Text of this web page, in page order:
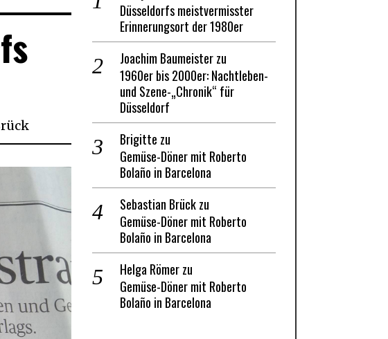
Düsseldorfs meistvermisster
Erinnerungsort der 1980er
Joachim Baumeisterzu
1960er bis 2000er: Nachtleben-
und Szene-„Chronik“ für
Düsseldorf
Brigitte zu
Gemüse-Döner mit Roberto
Bolaño in Barcelona
Sebastian Brückzu
Gemüse-Döner mit Roberto
Bolaño in Barcelona
Helga Römerzu
Gemüse-Döner mit Roberto
Bolaño in Barcelona